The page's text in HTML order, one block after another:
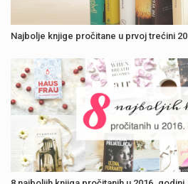
Najbolje knjige pročitane u prvoj trećini